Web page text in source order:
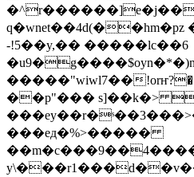
-!5��y,�� �����lc��6
�����"wiwl7��!orҥ
��p"��� s]��k�>
���eд�%>�����